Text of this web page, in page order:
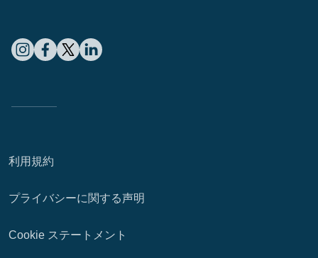
利用規約
プライバシーに関する声明
Cookie ステートメント